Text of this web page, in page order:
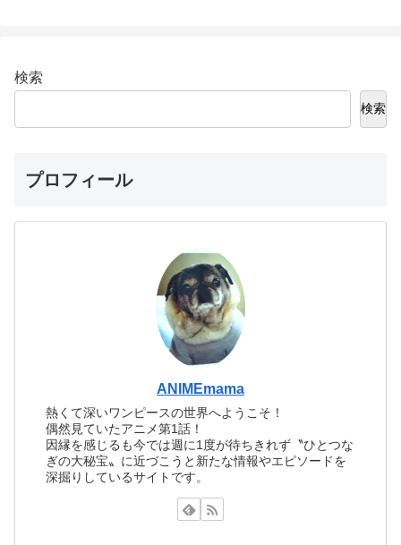
検索
検索
プロフィール
ANIMEmama
熱くて深いワンピースの世界へようこそ！
偶然見ていたアニメ第1話！
因縁を感じるも今では週に1度が待ちきれず〝ひとつな
ぎの大秘宝〟に近づこうと新たな情報やエピソードを
深掘りしているサイトです。